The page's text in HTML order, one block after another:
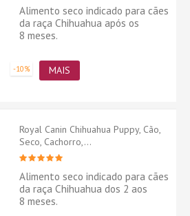
Alimento seco indicado para cães
da raça Chihuahua após os
8 meses.
-10% MAIS
Royal Canin Chihuahua Puppy, Cão,
Seco, Cachorro,...
Alimento seco indicado para cães
da raça Chihuahua dos 2 aos
8 meses.